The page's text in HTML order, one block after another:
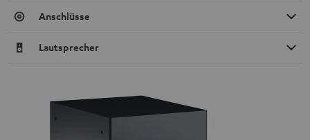
Anschlüsse
Lautsprecher